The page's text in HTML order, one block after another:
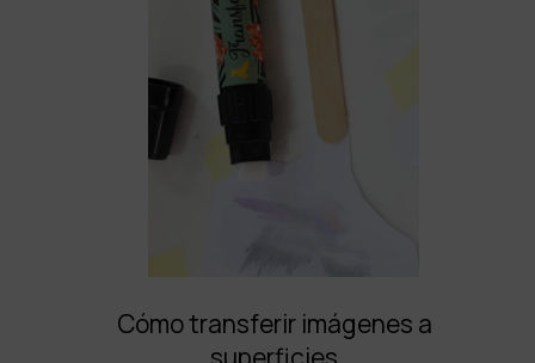
Cómo transferir imágenes a